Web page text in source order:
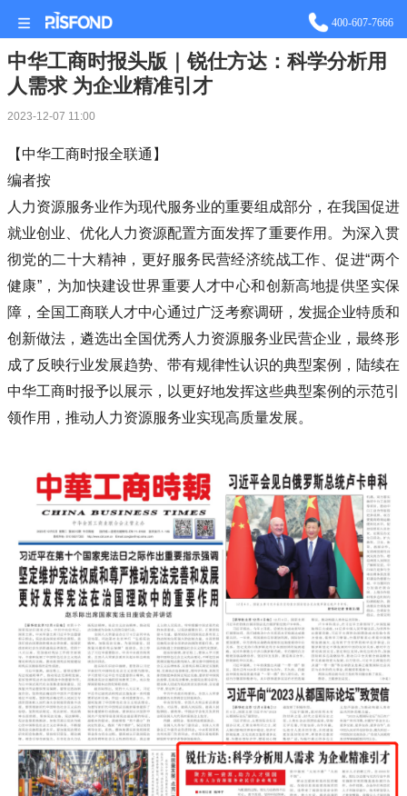
400-607-7666
中华工商时报头版｜锐仕方达：科学分析用
人需求 为企业精准引才
2023-12-07 11:00
【中华工商时报全联通 】
编者按
人力资源服务业作为现代服务业的重要组成部分，在我国促进
就业创业、优化人力资源配置方面发挥了重要作用。为深入贯
彻党的二十大精神，更好服务民营经济统战工作、促进“两个
健康”，为加快建设世界重要人才中心和创新高地提供坚实保
障，全国工商联人才中心通过广泛考察调研，发掘企业特质和
创新做法，遴选出全国优秀人力资源服务业民营企业，最终形
成了反映行业发展趋势、带有规律性认识的典型案例，陆续在
中华工商时报予以展示，以更好地发挥这些典型案例的示范引
领作用，推动人力资源服务业实现高质量发展。